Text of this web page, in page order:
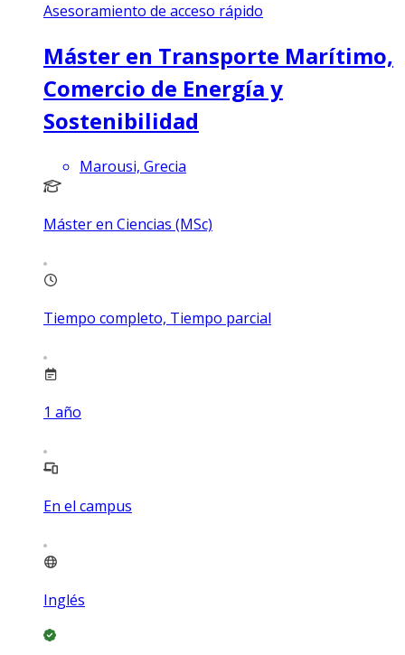
Asesoramiento de acceso rápido
Máster en Transporte Marítimo,
Comercio de Energía y
Sostenibilidad
Marousi, Grecia
Máster en Ciencias (MSc)
Tiempo completo, Tiempo parcial
1 año
En el campus
Inglés